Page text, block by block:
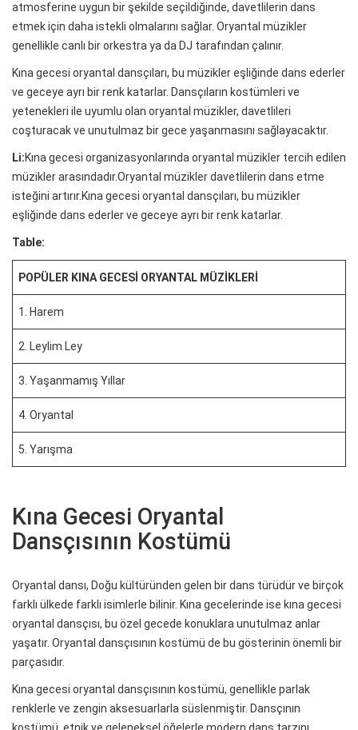
atmosferine uygun bir şekilde seçildiğinde, davetlilerin dans
etmek için daha istekli olmalarını sağlar. Oryantal müzikler
genellikle canlı bir orkestra ya da DJ tarafından çalınır.
Kına gecesi oryantal dansçıları, bu müzikler eşliğinde dans ederler
ve geceye ayrı bir renk katarlar. Dansçıların kostümleri ve
yetenekleri ile uyumlu olan oryantal müzikler, davetlileri
coşturacak ve unutulmaz bir gece yaşanmasını sağlayacaktır.
Li:Kına gecesi organizasyonlarında oryantal müzikler tercih edilen
müzikler arasındadır.Oryantal müzikler davetlilerin dans etme
isteğini artırır.Kına gecesi oryantal dansçıları, bu müzikler
eşliğinde dans ederler ve geceye ayrı bir renk katarlar.
Table:
POPÜLER KINA GECESI ORYANTAL MÜZIKLERI
1. Harem
2. Leylim Ley
3. Yaşanmamış Yıllar
4. Oryantal
5. Yarışma
Kına Gecesi Oryantal
Dansçısının Kostümü
Oryantal dansı, Doğu kültüründen gelen bir dans türüdür ve birçok
farklı ülkede farklı isimlerle bilinir. Kına gecelerinde ise kına gecesi
oryantal dansçısı, bu özel gecede konuklara unutulmaz anlar
yaşatır. Oryantal dansçısının kostümü de bu gösterinin önemli bir
parçasıdır.
Kına gecesi oryantal dansçısının kostümü, genellikle parlak
renklerle ve zengin aksesuarlarla süslenmiştir. Dansçının